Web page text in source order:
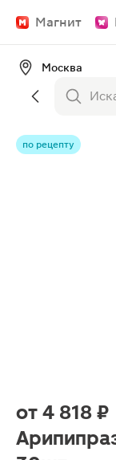
Магнит
Москва
по рецепту
от 4 818 ₽